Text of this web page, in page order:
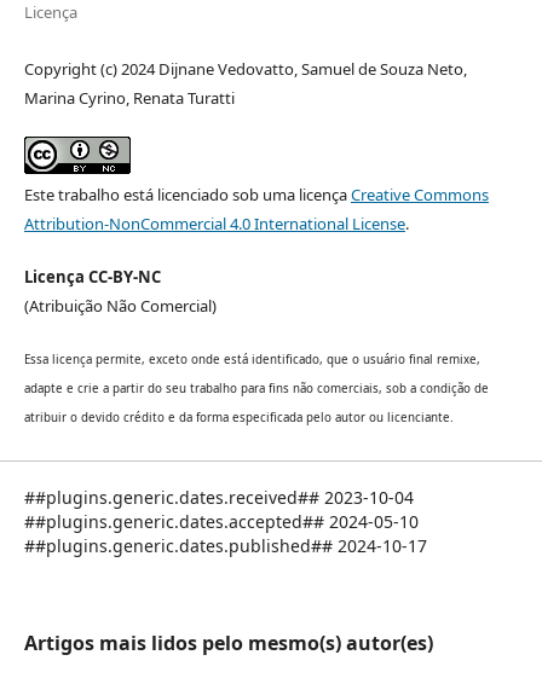
Licença
Copyright (c) 2024 Dijnane Vedovatto, Samuel de Souza Neto,
Marina Cyrino, Renata Turatti
Este trabalho está licenciado sob uma licençaCreative Commons
Attribution-NonCommercial 4.0 International License.
Licença CC-BY-NC
(Atribuição Não Comercial)
Essa licença permite, exceto onde está identificado, que o usuário final remixe,
adapte e crie a partir do seu trabalho para fins não comerciais, sob a condição de
atribuir o devido crédito e da forma especificada pelo autor ou licenciante.
##plugins.generic.dates.received## 2023-10-04
##plugins.generic.dates.accepted## 2024-05-10
##plugins.generic.dates.published## 2024-10-17
Artigos mais lidos pelo mesmo(s) autor(es)